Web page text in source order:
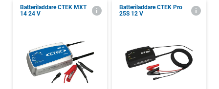
Batteriladdare CTEK MXT
14 24 V
Batteriladdare CTEK Pro
25S 12 V